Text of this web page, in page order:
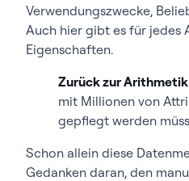
Verwendungszwecke,
Auch hier gibt es für jedes
Eigenschaften.
Zurück zur Arithmetik
mit Millionen von
gepflegt werden
Schon allein diese
Gedanken daran, den